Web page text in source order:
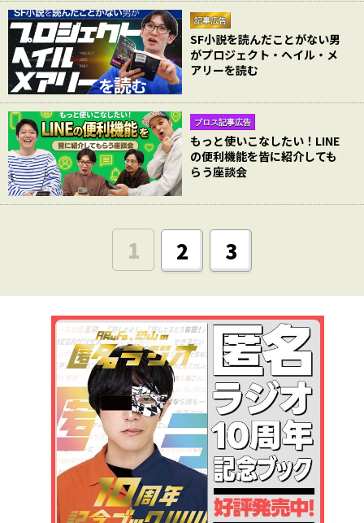
記事広告
SF小説を読んだことがない男
がプロジェクト・ヘイル・メ
アリーを読む
ブロス記事広告
もっと使いこなしたい！LINE
の便利機能を皆に紹介しても
らう座談会
1 2 3